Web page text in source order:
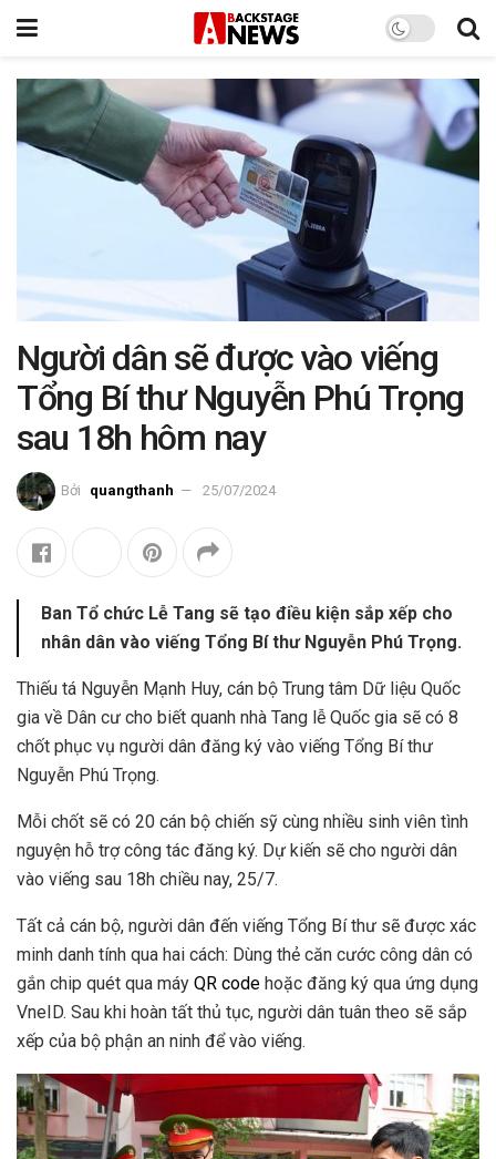
Người dân sẽ được vào viếng
Tổng Bí thư Nguyễn Phú Trọng
sau 18h hôm nay
Bởi quangthanh 25/07/2024
Ban Tổ chức Lễ Tang sẽ tạo điều kiện sắp xếp cho
nhân dân vào viếng Tổng Bí thư Nguyễn Phú Trọng.
Thiếu tá Nguyễn Mạnh Huy, cán bộ Trung tâm Dữ liệu Quốc
gia về Dân cư cho biết quanh nhà Tang lễ Quốc gia sẽ có 8
chốt phục vụ người dân đăng ký vào viếng Tổng Bí thư
Nguyễn Phú Trọng.
Mỗi chốt sẽ có 20 cán bộ chiến sỹ cùng nhiều sinh viên tình
nguyện hỗ trợ công tác đăng ký. Dự kiến sẽ cho người dân
vào viếng sau 18h chiều nay, 25/7.
Tất cả cán bộ, người dân đến viếng Tổng Bí thư sẽ được xác
minh danh tính qua hai cách: Dùng thẻ căn cước công dân có
gắn chip quét qua máy QR code hoặc đăng ký qua ứng dụng
VneID. Sau khi hoàn tất thủ tục, người dân tuân theo sẽ sắp
xếp của bộ phận an ninh để vào viếng.